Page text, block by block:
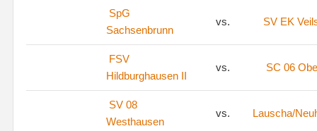
SpG
Sachsenbrunn
vs. SV EK
FSV
Hildburghausen II
vs. SC 06
SV 08
Westhausen
vs. Lauscha/